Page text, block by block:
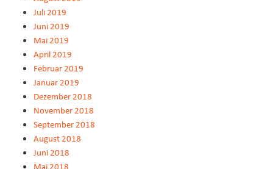
Juli 2019
Juni 2019
Mai 2019
April 2019
Februar 2019
Januar 2019
Dezember 2018
November 2018
September 2018
August 2018
Juni 2018
Mai 2018